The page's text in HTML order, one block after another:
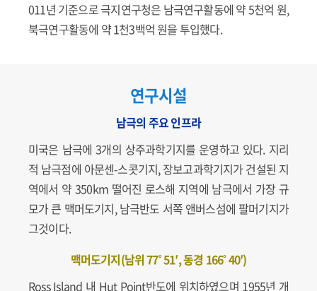
011년 기준으로 극지연구청은 남극연구활동에 약 5천억 원,
북극연구활동에 약 1천3백억 원을 투입했다.
연구시설
남극의 주요 인프라
미국은 남극에 3개의 상주과학기지를 운영하고 있다. 지리
적 남극점에 아문센-스콧기지, 장보고과학기지가 건설된 지
역에서 약 350km 떨어진 로스해 지역에 남극에서 가장 규
모가 큰 맥머도기지, 남극반도 서쪽 앤버스섬에 팔머기지가
그것이다.
맥머도기지(남위 77˚ 51′, 동경 166˚ 40′)
Ross Island 내 Hut Point반도에 위치하였으며 1955년 개